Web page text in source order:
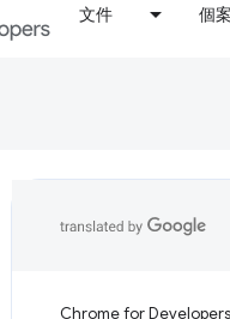
文件 個
Chrome for Developers